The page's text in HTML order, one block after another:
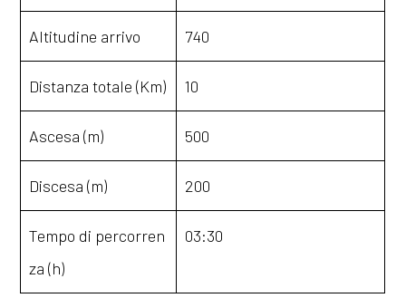
Altitudine arrivo 740
Distanza totale (Km) 10
Ascesa (m) 500
Discesa (m) 200
Tempo di percorren
za (h)
03:30